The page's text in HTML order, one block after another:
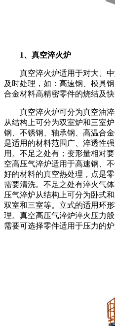
1、真空淬火炉
真空淬火炉适用于对大、中
及时处理，如：高速钢、模具
合金材料高精密零件的烧结及快
真空淬火炉可分为真空油淬
从结构上可分为双室炉和三室
钢、不锈钢、轴承钢、高温合
是适用的材料范围广、淬透性
用。不足之处有；变形量相对
空高压气淬炉适用于高速钢、
好的材料的真空热处理，点是
需要清洗。不足之处有淬火气
压气淬炉从结构上可分为卧式
双室和三室等。立式的适用环
理。真空高压气淬炉淬火压力
需要可选择零件适用于压力的炉